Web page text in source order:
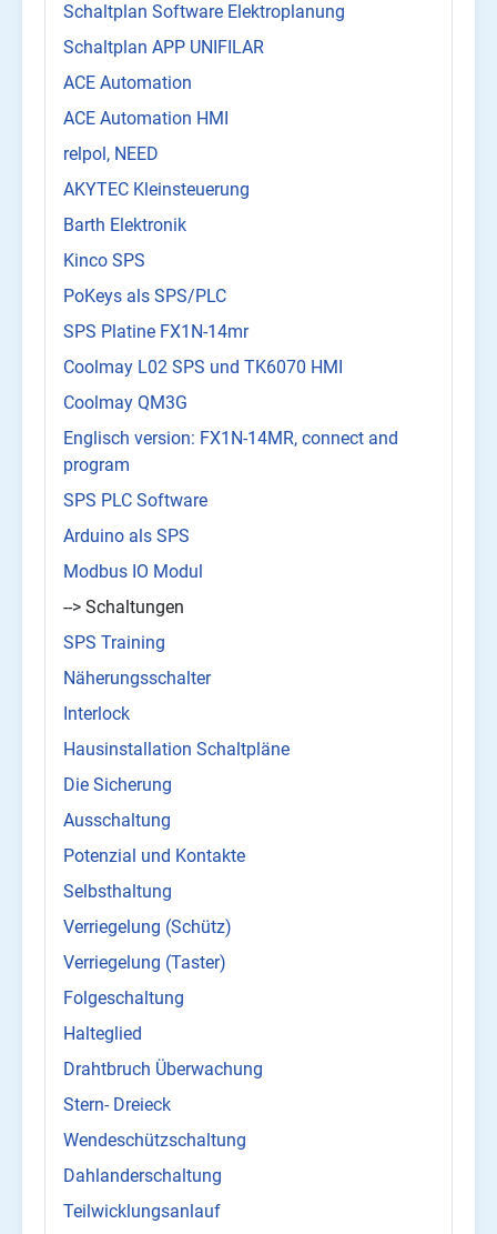
Schaltplan Software Elektroplanung
Schaltplan APP UNIFILAR
ACE Automation
ACE Automation HMI
relpol, NEED
AKYTEC Kleinsteuerung
Barth Elektronik
Kinco SPS
PoKeys als SPS/PLC
SPS Platine FX1N-14mr
Coolmay L02 SPS und TK6070 HMI
Coolmay QM3G
Englisch version: FX1N-14MR, connect and
program
SPS PLC Software
Arduino als SPS
Modbus IO Modul
--> Schaltungen
SPS Training
Näherungsschalter
Interlock
Hausinstallation Schaltpläne
Die Sicherung
Ausschaltung
Potenzial und Kontakte
Selbsthaltung
Verriegelung (Schütz)
Verriegelung (Taster)
Folgeschaltung
Halteglied
Drahtbruch Überwachung
Stern- Dreieck
Wendeschützschaltung
Dahlanderschaltung
Teilwicklungsanlauf